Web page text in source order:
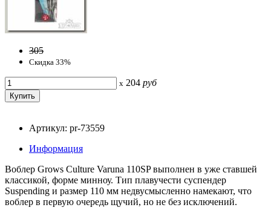
305
Скидка 33%
x 204 руб
Артикул: pr-73559
Информация
Воблер Grows Culture Varuna 110SP выполнен в уже ставшей
классикой, форме минноу. Тип плавучести суспендер
Suspending и размер 110 мм недвусмысленно намекают, что
воблер в первую очередь щучий, но не без исключений.